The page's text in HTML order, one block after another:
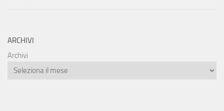
ARCHIVI
Archivi